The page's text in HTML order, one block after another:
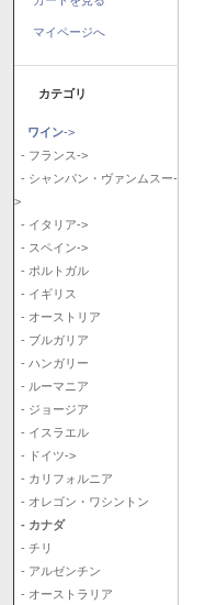
マイページへ
カテゴリ
ワイン->
- フランス->
- シャンパン・ヴァンムスー-
>
- イタリア->
- スペイン->
- ポルトガル
- イギリス
- オーストリア
- ブルガリア
- ハンガリー
- ルーマニア
- ジョージア
- イスラエル
- ドイツ->
- カリフォルニア
- オレゴン・ワシントン
- カナダ
- チリ
- アルゼンチン
- オーストラリア